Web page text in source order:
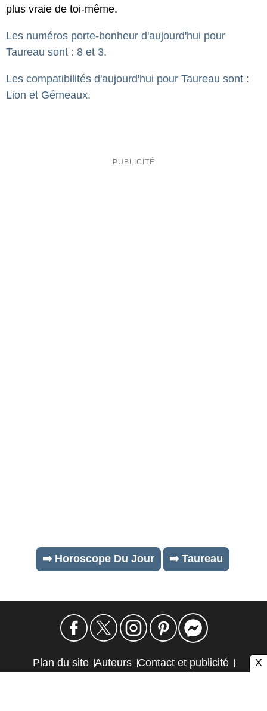
plus vraie de toi-même.
Les numéros porte-bonheur d'aujourd'hui pour
Taureau sont : 8 et 3.
Les compatibilités d'aujourd'hui pour Taureau sont :
Lion et Gémeaux.
➡️ Horoscope Du Jour ➡️ Taureau
Plan du site Auteurs Contact et publicité
X